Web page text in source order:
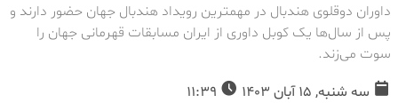
داوران دوقلوی هندبال در مهمترین رویداد هندبال جهان حضور دارند و
پس از سال‌ها یک کوبل داوری از ایران مسابقات قهرمانی جهان را
سوت می‌زند.
سه شنبه, 15 آبان 1403